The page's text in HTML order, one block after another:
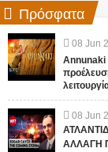
Πρόσφατα
08 Jun
Annunaki
08 Jun
ΑΛΛΑΓΗ